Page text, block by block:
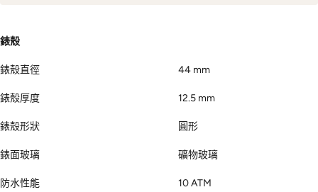
錶殼
錶殼直徑 44 mm
錶殼厚度 12.5 mm
錶殼形狀 圓形
錶面玻璃 礦物玻璃
防水性能 10 ATM